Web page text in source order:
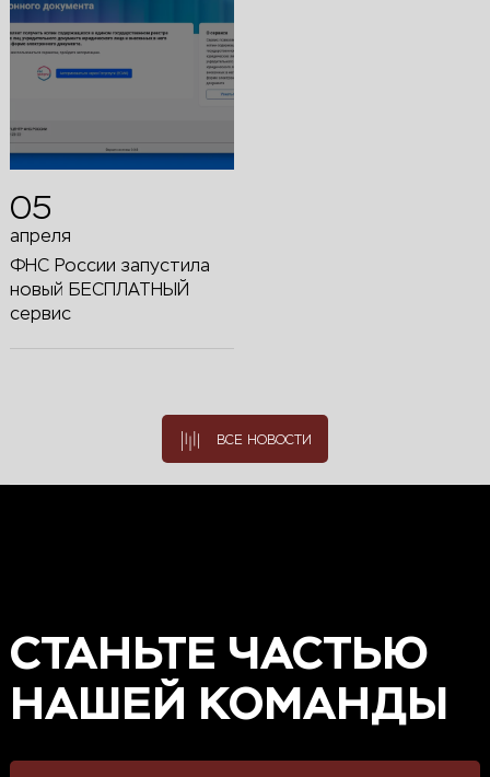
05
апреля
ФНС России запустила
новый БЕСПЛАТНЫЙ
сервис
ВСЕ НОВОСТИ
СТАНЬТЕ ЧАСТЬЮ
НАШЕЙ КОМАНДЫ